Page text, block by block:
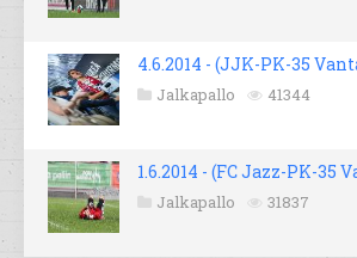
4.6.2014 - (JJK-PK-35
Jalkapallo 41344
1.6.2014 - (FC Jazz-PK-35
Jalkapallo 31837